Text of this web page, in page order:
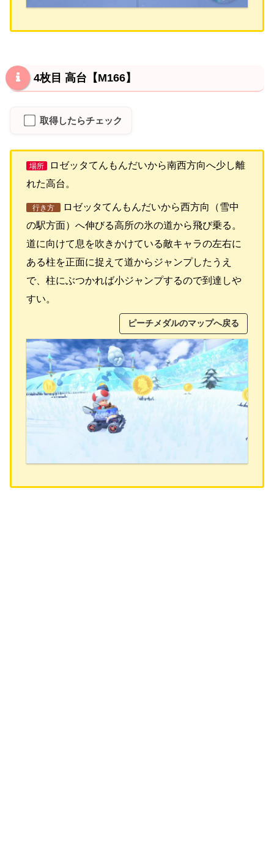
4枚目 高台【M166】
取得したらチェック
場所
ロゼッタてんもんだいから南西方向へ少し離
れた高台。
行き方
ロゼッタてんもんだいから西方向（雪中
の駅方面）へ伸びる高所の氷の道から飛び乗る。
道に向けて息を吹きかけている敵キャラの左右に
ある柱を正面に捉えて道からジャンプしたうえ
で、柱にぶつかれば小ジャンプするので到達しや
すい。
ピーチメダルのマップへ戻る